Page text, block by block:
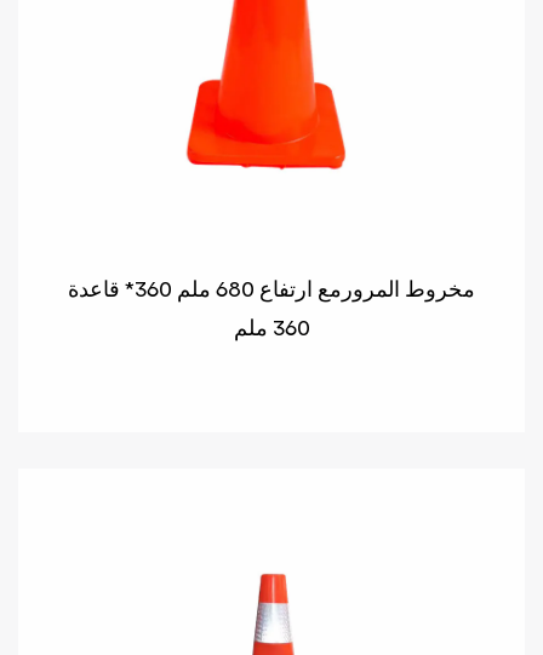
مخروط المرورمع ارتفاع 680 ملم 360* قاعدة
360 ملم